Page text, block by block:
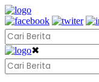
✖